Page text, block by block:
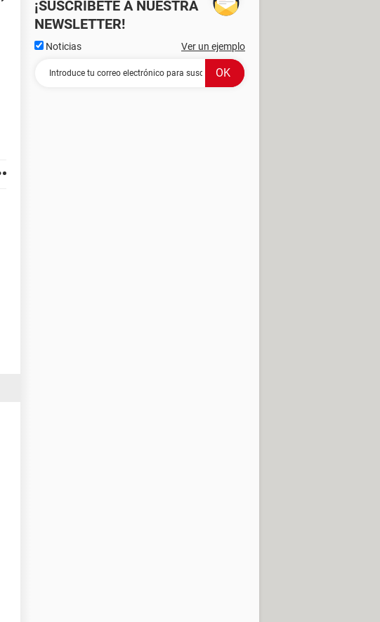
¡SUSCRÍBETE A NUESTRA
NEWSLETTER!
Noticias Ver un ejemplo